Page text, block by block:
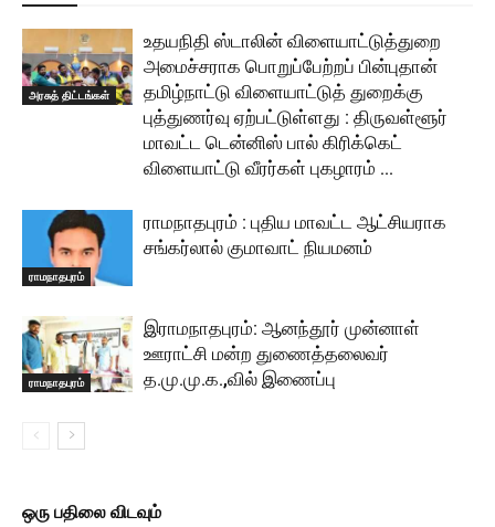
அரசுத் திட்டங்கள்
உதயநிதி ஸ்டாலின் விளையாட்டுத்துறை
அமைச்சராக பொறுப்பேற்றப் பின்புதான்
தமிழ்நாட்டு விளையாட்டுத் துறைக்கு
புத்துணர்வு ஏற்பட்டுள்ளது : திருவள்ளூர்
மாவட்ட டென்னிஸ் பால் கிரிக்கெட்
விளையாட்டு வீரர்கள் புகழாரம் …
ராமநாதபுரம்
ராமநாதபுரம் : புதிய மாவட்ட ஆட்சியராக
சங்கர்லால் குமாவாட் நியமனம்
ராமநாதபுரம்
இராமநாதபுரம்: ஆனந்தூர் முன்னாள்
ஊராட்சி மன்ற துணைத்தலைவர்
த.மு.மு.க.,வில் இணைப்பு
ஒரு பதிலை விடவும்